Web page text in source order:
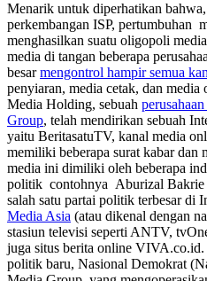
Menarik untuk diperhatikan
perkembangan ISP, pertumbuhan
menghasilkan suatu oligopoli
media di tangan beberapa
besarmengontrol hampir semua
penyiaran, media cetak, dan
Media Holding, sebuah
Group, telah mendirikan sebuah
yaitu BeritasatuTV, kanal media
memiliki beberapa surat kabar dan
media ini dimiliki oleh beberapa
politik contohnya Aburizal Bakrie
salah satu partai politik terbesar di
Media Asia (atau dikenal dengan
stasiun televisi seperti ANTV,
juga situs berita online VIVA.co.id.
politik baru, Nasional Demokrat